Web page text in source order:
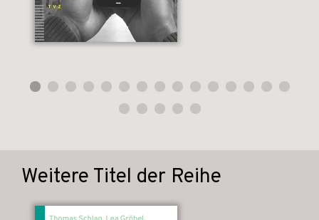
Weitere Titel der Reihe